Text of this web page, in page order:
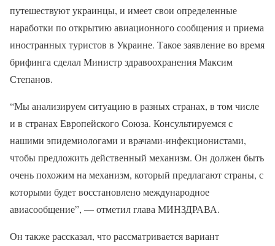
путешествуют украинцы, и имеет свои определенные
наработки по открытию авиационного сообщения и приема
иностранных туристов в Украине. Такое заявление во время
брифинга сделал Министр здравоохранения Максим
Степанов.
“Мы анализируем ситуацию в разных странах, в том числе
и в странах Европейского Союза. Консультируемся с
нашими эпидемиологами и врачами-инфекционистами,
чтобы предложить действенный механизм. Он должен быть
очень похожим на механизм, который предлагают страны, с
которыми будет восстановлено международное
авиасообщение”, — отметил глава МИНЗДРАВА.
Он также рассказал, что рассматривается вариант